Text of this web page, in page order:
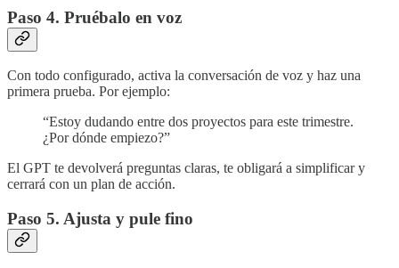
Paso 4. Pruébalo en voz
Con todo configurado, activa la conversación de voz y haz una
primera prueba. Por ejemplo:
“Estoy dudando entre dos proyectos para este trimestre.
¿Por dónde empiezo?”
El GPT te devolverá preguntas claras, te obligará a simplificar y
cerrará con un plan de acción.
Paso 5. Ajusta y pule fino